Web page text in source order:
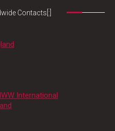
Contacts[:]
IWW International